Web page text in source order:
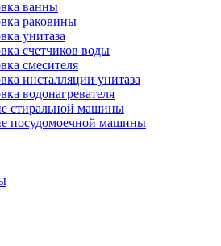
ванны
раковины
унитаза
счетчиков воды
смесителя
инсталляции унитаза
водонагревателя
стиральной машины
посудомоечной машины